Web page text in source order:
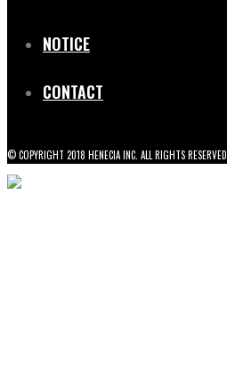
NOTICE
CONTACT
© COPYRIGHT 2018 HENECIA INC. ALL RIGHTS RESERVED.